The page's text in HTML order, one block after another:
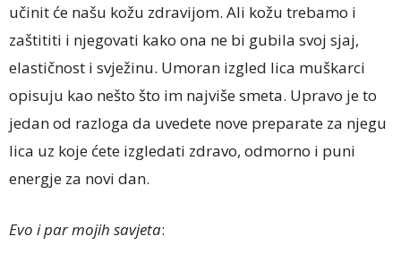
učinit će našu kožu zdravijom. Ali kožu trebamo i
zaštititi i njegovati kako ona ne bi gubila svoj sjaj,
elastičnost i svježinu. Umoran izgled lica muškarci
opisuju kao nešto što im najviše smeta. Upravo je to
jedan od razloga da uvedete nove preparate za njegu
lica uz koje ćete izgledati zdravo, odmorno i puni
energje za novi dan.
Evo i par mojih savjeta: